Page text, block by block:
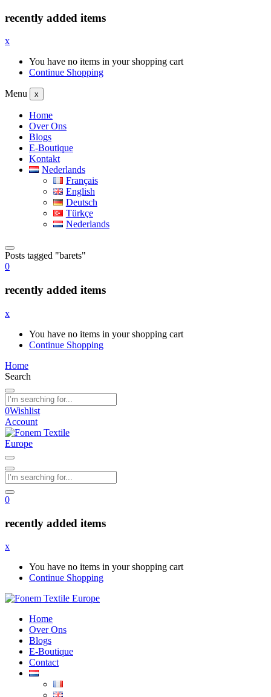
recently added items
x
You have no items in your shopping cart
Continue Shopping
Menu x
Home
Over Ons
Blogs
E-Boutique
Kontakt
Nederlands
Français
English
Deutsch
Türkçe
Nederlands
Posts tagged "barets"
0
recently added items
x
You have no items in your shopping cart
Continue Shopping
Home
Search
0Wishlist
Account
0
recently added items
x
You have no items in your shopping cart
Continue Shopping
Home
Over Ons
Blogs
E-Boutique
Contact